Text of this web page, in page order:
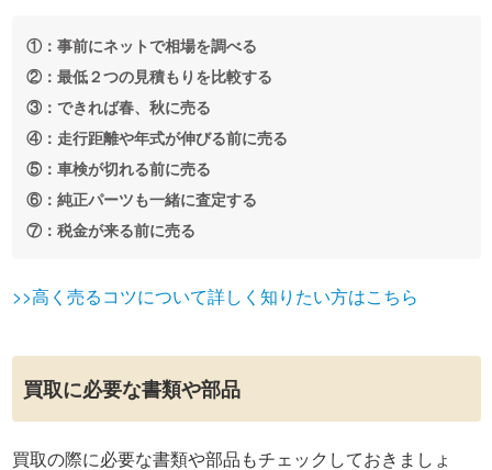
①：事前にネットで相場を調べる
②：最低２つの見積もりを比較する
③：できれば春、秋に売る
④：走行距離や年式が伸びる前に売る
⑤：車検が切れる前に売る
⑥：純正パーツも一緒に査定する
⑦：税金が来る前に売る
>>高く売るコツについて詳しく知りたい方はこちら
買取に必要な書類や部品
買取の際に必要な書類や部品もチェックしておきましょ